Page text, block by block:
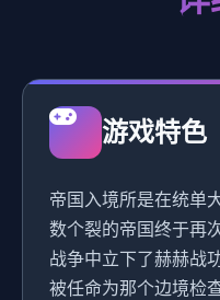
游戏特色
帝国入境所是在统单
数个裂的帝国终于再
战争中立下了赫赫战
被任命为那个边境检